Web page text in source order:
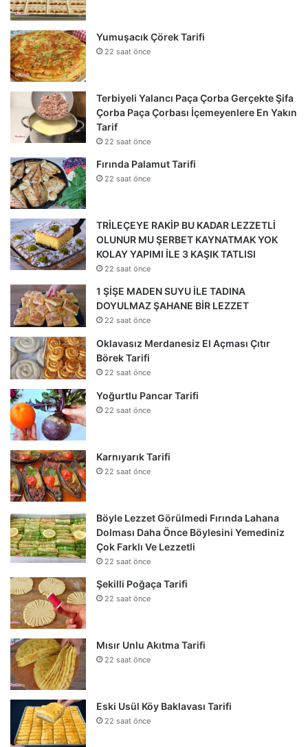
Yumuşacık Çörek Tarifi
22 saat önce
Terbiyeli Yalancı Paça Çorba Gerçekte Şifa
Çorba Paça Çorbası İçemeyenlere En Yakın
Tarif
22 saat önce
Fırında Palamut Tarifi
22 saat önce
TRİLEÇEYE RAKİP BU KADAR LEZZETLİ
OLUNUR MU ŞERBET KAYNATMAK YOK
KOLAY YAPIMI İLE 3 KAŞIK TATLISI
22 saat önce
1 ŞİŞE MADEN SUYU İLE TADINA
DOYULMAZ ŞAHANE BİR LEZZET
22 saat önce
Oklavasız Merdanesiz El Açması Çıtır
Börek Tarifi
22 saat önce
Yoğurtlu Pancar Tarifi
22 saat önce
Karnıyarık Tarifi
22 saat önce
Böyle Lezzet Görülmedi Fırında Lahana
Dolması Daha Önce Böylesini Yemediniz
Çok Farklı Ve Lezzetli
22 saat önce
Şekilli Poğaça Tarifi
22 saat önce
Mısır Unlu Akıtma Tarifi
22 saat önce
Eski Usül Köy Baklavası Tarifi
22 saat önce